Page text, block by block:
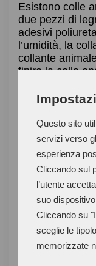
Questo sito
servizi verso
esperienza
Cliccando sul
l’utente
suo
Cliccando su
sceglie le
memorizzate
Esistono colle
due pezzi di
adesivi
l’umidità, la
collante
finire la colla
semplici
mentre
diversi, come
epossidica
settore
risulta molto
conservata
confezione.